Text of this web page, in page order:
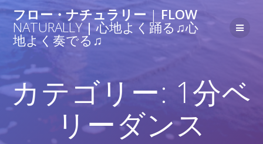
フロー・ナチュラリー | FLOW
NATURALLY|心地よく踊る♫心
地よく奏でる♫
カテゴリー: 1分ベ
リーダンス